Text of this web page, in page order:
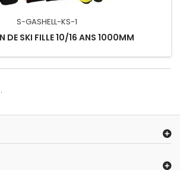
S-GASHELL-KS-1
DE SKI FILLE 10/16 ANS 1000MM